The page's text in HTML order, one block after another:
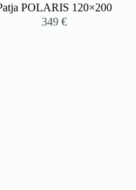
POLARIS 120×200
349€